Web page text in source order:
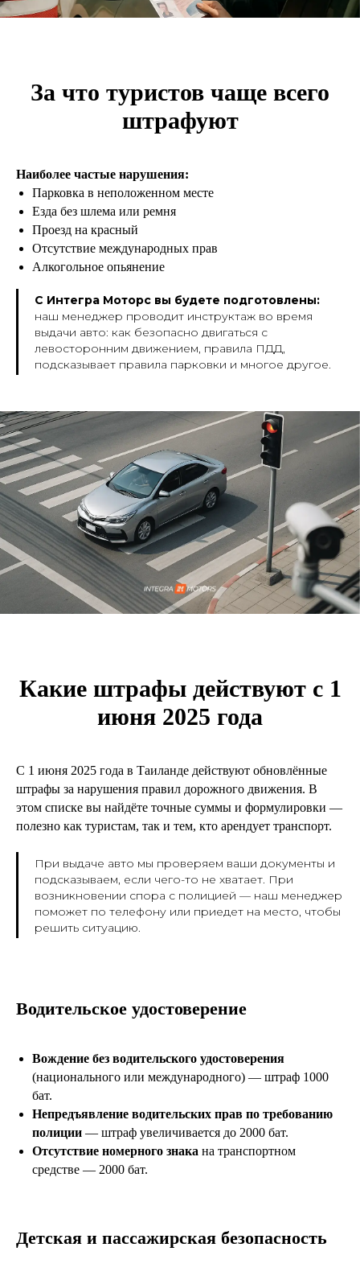
За что туристов чаще всего
штрафуют
Наиболее частые нарушения:
Парковка в неположенном месте
Езда без шлема или ремня
Проезд на красный
Отсутствие международных прав
Алкогольное опьянение
С Интегра Моторс вы будете подготовлены:
наш менеджер проводит инструктаж во время
выдачи авто: как безопасно двигаться с
левосторонним движением, правила ПДД,
подсказывает правила парковки и многое другое.
Какие штрафы действуют с 1
июня 2025 года
С 1 июня 2025 года в Таиланде действуют обновлённые
штрафы за нарушения правил дорожного движения. В
этом списке вы найдёте точные суммы и формулировки —
полезно как туристам, так и тем, кто арендует транспорт.
При выдаче авто мы проверяем ваши документы и
подсказываем, если чего-то не хватает. При
возникновении спора с полицией — наш менеджер
поможет по телефону или приедет на место, чтобы
решить ситуацию.
Водительское удостоверение
Вождение без водительского удостоверения
(национального или международного) — штраф 1000
бат.
Непредъявление водительских прав по требованию
полиции — штраф увеличивается до 2000 бат.
Отсутствие номерного знака на транспортном
средстве — 2000 бат.
Детская и пассажирская безопасность